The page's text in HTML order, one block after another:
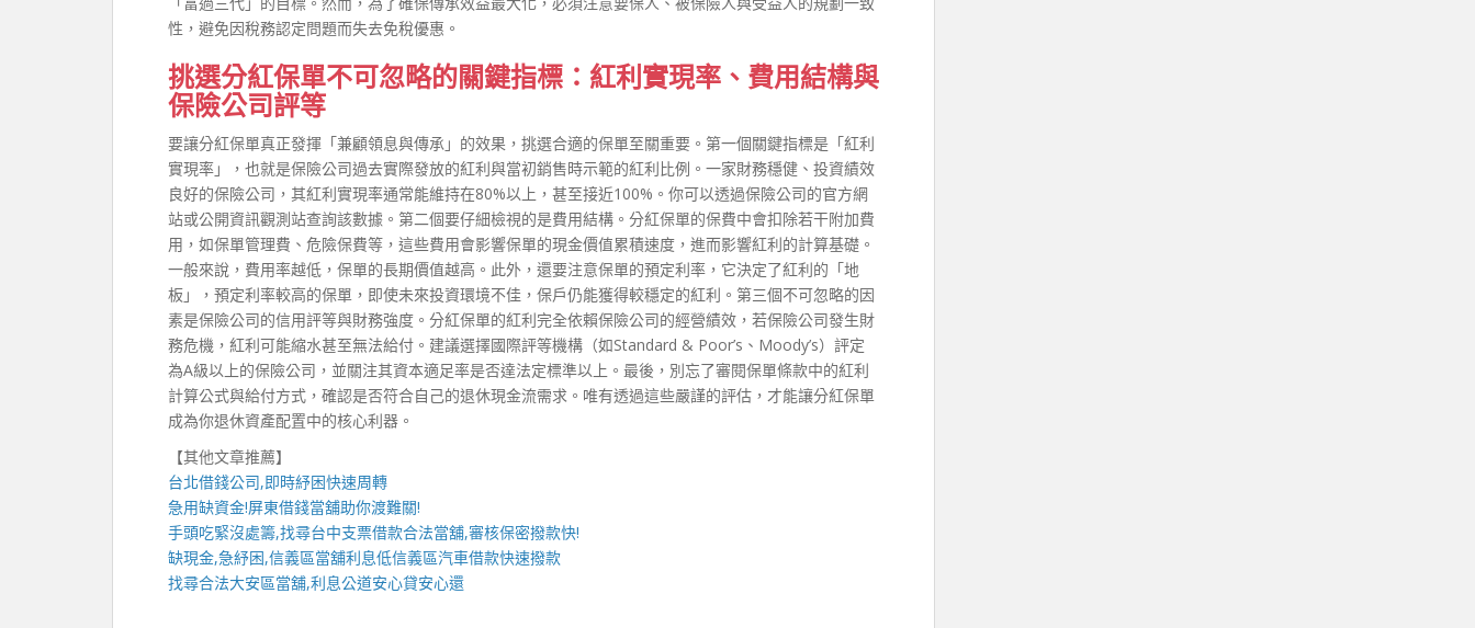
性，避免因稅務認定問題而失去免稅優惠。
挑選分紅保單不可忽略的關鍵指標：紅利實現率、費用結構與
保險公司評等
要讓分紅保單真正發揮「兼顧領息與傳承」的效果，挑選合適的保單至關重要。第一個關鍵指標是「紅利
實現率」，也就是保險公司過去實際發放的紅利與當初銷售時示範的紅利比例。一家財務穩健、投資績效
良好的保險公司，其紅利實現率通常能維持在80%以上，甚至接近100%。你可以透過保險公司的官方網
站或公開資訊觀測站查詢該數據。第二個要仔細檢視的是費用結構。分紅保單的保費中會扣除若干附加費
用，如保單管理費、危險保費等，這些費用會影響保單的現金價值累積速度，進而影響紅利的計算基礎。
一般來說，費用率越低，保單的長期價值越高。此外，還要注意保單的預定利率，它決定了紅利的「地
板」，預定利率較高的保單，即使未來投資環境不佳，保戶仍能獲得較穩定的紅利。第三個不可忽略的因
素是保險公司的信用評等與財務強度。分紅保單的紅利完全依賴保險公司的經營績效，若保險公司發生財
務危機，紅利可能縮水甚至無法給付。建議選擇國際評等機構（如Standard & Poor’s、Moody’s）評定
為A級以上的保險公司，並關注其資本適足率是否達法定標準以上。最後，別忘了審閱保單條款中的紅利
計算公式與給付方式，確認是否符合自己的退休現金流需求。唯有透過這些嚴謹的評估，才能讓分紅保單
成為你退休資產配置中的核心利器。
【其他文章推薦】
台北借錢公司,即時紓困快速周轉
急用缺資金!屏東借錢當舖助你渡難關!
手頭吃緊沒處籌,找尋台中支票借款合法當舖,審核保密撥款快!
缺現金,急紓困,信義區當舖利息低信義區汽車借款快速撥款
找尋合法大安區當舖,利息公道安心貸安心還